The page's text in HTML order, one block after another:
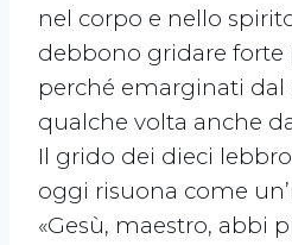
nel corpo e nello
debbono gridare forte
perché emarginati dal
qualche volta anche
Il grido dei dieci
oggi risuona come
«Gesù, maestro, abbi